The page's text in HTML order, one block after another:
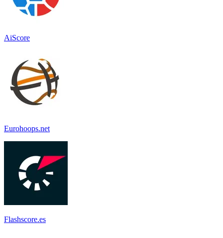
AiScore
Eurohoops.net
Flashscore.es